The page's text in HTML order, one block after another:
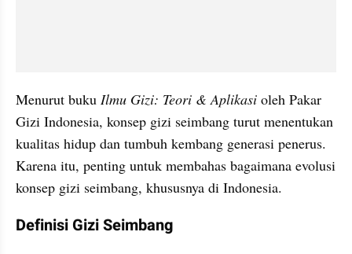
Menurut buku Ilmu Gizi: Teori & Aplikasi oleh Pakar
Gizi Indonesia, konsep gizi seimbang turut menentukan
kualitas hidup dan tumbuh kembang generasi penerus.
Karena itu, penting untuk membahas bagaimana evolusi
konsep gizi seimbang, khususnya di Indonesia.
Definisi Gizi Seimbang